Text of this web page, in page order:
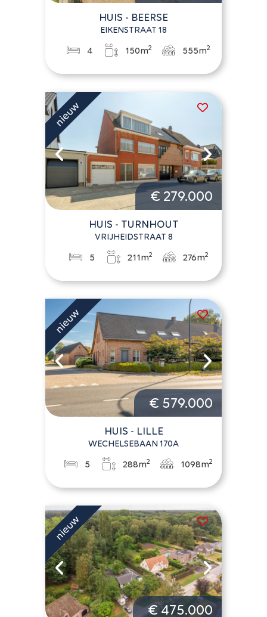
HUIS - BEERSE
EIKENSTRAAT 18
4 150m2 555m2
€ 279.000
HUIS - TURNHOUT
VRIJHEIDSTRAAT 8
5 211m2 276m2
€ 579.000
HUIS - LILLE
WECHELSEBAAN 170A
5 288m2 1098m2
€ 475.000